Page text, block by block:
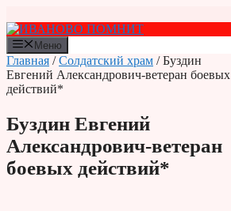
к
содержимому
Меню
Главная /Солдатский храм / Буздин
Евгений Александрович-ветеран боевых
действий*
Буздин Евгений
Александрович-ветеран
боевых действий*